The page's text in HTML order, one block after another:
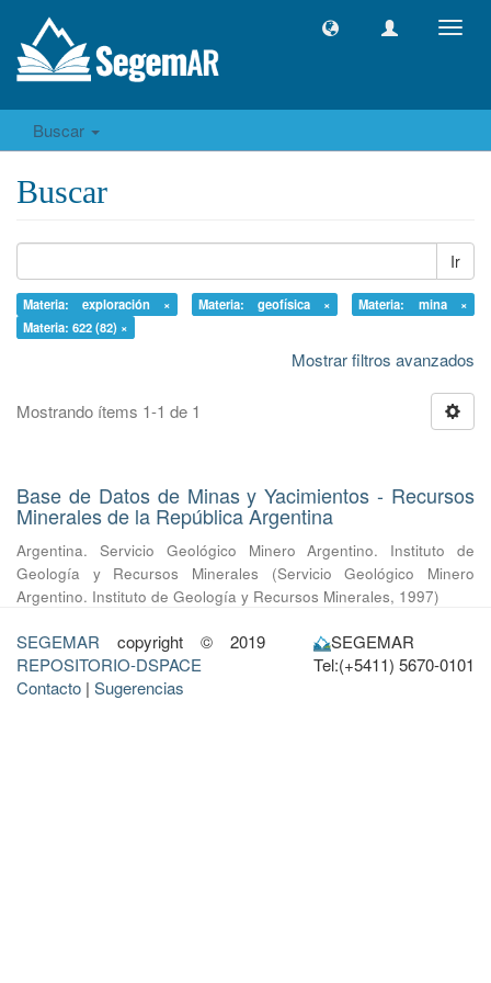
Buscar
Buscar
Ir
Materia: exploración × Materia: geofísica ×
Materia: mina ×
Materia: 622 (82) ×
Mostrar filtros avanzados
Mostrando ítems 1-1 de 1
Base de Datos de Minas y Yacimientos - Recursos
Minerales de la República Argentina
Argentina. Servicio Geológico Minero Argentino. Instituto de
Geología y Recursos Minerales
(Servicio Geológico Minero
Argentino. Instituto de Geología y Recursos Minerales, 1997)
SEGEMAR copyright © 2019
REPOSITORIO-DSPACE
Contacto | Sugerencias
SEGEMAR
Tel:(+5411) 5670-0101